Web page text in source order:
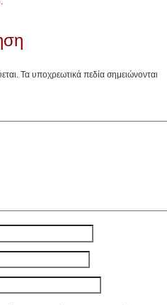
Τα υποχρεωτικά πεδία σημειώνονται